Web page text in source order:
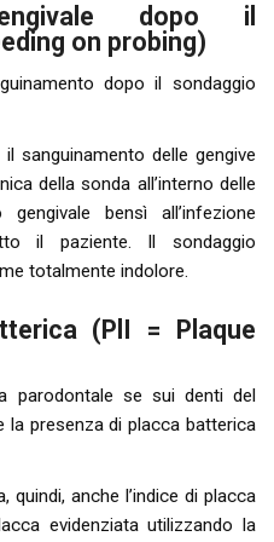
dopo il
on probing)
dopo il sondaggio
sanguinamento delle gengive
della sonda all’interno delle
bensì all’infezione
il paziente. Il sondaggio
totalmente indolore.
(PlI = Plaque
parodontale se sui denti del
la presenza di placca batterica
quindi, anche l’indice di placca
evidenziata utilizzando la